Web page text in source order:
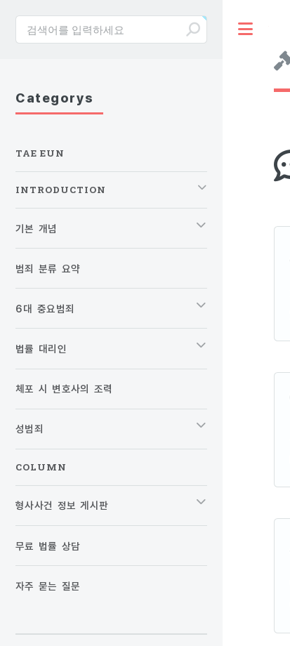
Categorys
TAE EUN
INTRODUCTION
기본 개념
범죄 분류 요약
6대 중요범죄
법률 대리인
체포 시 변호사의 조력
성범죄
COLUMN
형사사건 정보 게시판
무료 법률 상담
자주 묻는 질문